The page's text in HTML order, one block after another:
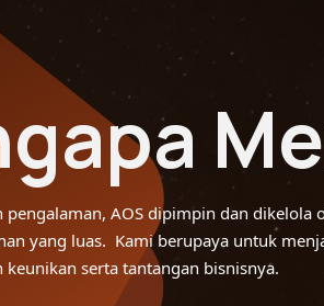
pengalaman, AOS dipimpin dan
yang luas. Kami berupaya untuk
serta tantangan bisnisnya.